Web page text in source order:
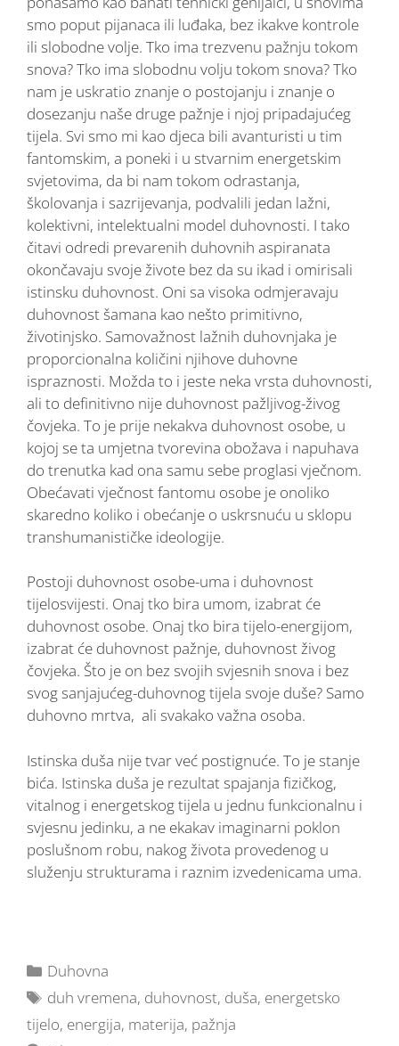
smo poput pijanaca ili luđaka, bez ikakve kontrole
ili slobodne volje. Tko ima trezvenu pažnju tokom
snova? Tko ima slobodnu volju tokom snova? Tko
nam je uskratio znanje o postojanju i znanje o
dosezanju naše druge pažnje i njoj pripadajućeg
tijela. Svi smo mi kao djeca bili avanturisti u tim
fantomskim, a poneki i u stvarnim energetskim
svjetovima, da bi nam tokom odrastanja,
školovanja i sazrijevanja, podvalili jedan lažni,
kolektivni, intelektualni model duhovnosti. I tako
čitavi odredi prevarenih duhovnih aspiranata
okončavaju svoje živote bez da su ikad i omirisali
istinsku duhovnost. Oni sa visoka odmjeravaju
duhovnost šamana kao nešto primitivno,
životinjsko. Samovažnost lažnih duhovnjaka je
proporcionalna količini njihove duhovne
ispraznosti. Možda to i jeste neka vrsta duhovnosti,
ali to definitivno nije duhovnost pažljivog-živog
čovjeka. To je prije nekakva duhovnost osobe, u
kojoj se ta umjetna tvorevina obožava i napuhava
do trenutka kad ona samu sebe proglasi vječnom.
Obećavati vječnost fantomu osobe je onoliko
skaredno koliko i obećanje o uskrsnuću u sklopu
transhumanističke ideologije.
Postoji duhovnost osobe-uma i duhovnost
tijelosvijesti. Onaj tko bira umom, izabrat će
duhovnost osobe. Onaj tko bira tijelo-energijom,
izabrat će duhovnost pažnje, duhovnost živog
čovjeka. Što je on bez svojih svjesnih snova i bez
svog sanjajućeg-duhovnog tijela svoje duše? Samo
duhovno mrtva, ali svakako važna osoba.
Istinska duša nije tvar već postignuće. To je stanje
bića. Istinska duša je rezultat spajanja fizičkog,
vitalnog i energetskog tijela u jednu funkcionalnu i
svjesnu jedinku, a ne ekakav imaginarni poklon
poslušnom robu, nakog života provedenog u
služenju strukturama i raznim izvedenicama uma.
Duhovna
duh vremena, duhovnost, duša, energetsko
tijelo, energija, materija, pažnja